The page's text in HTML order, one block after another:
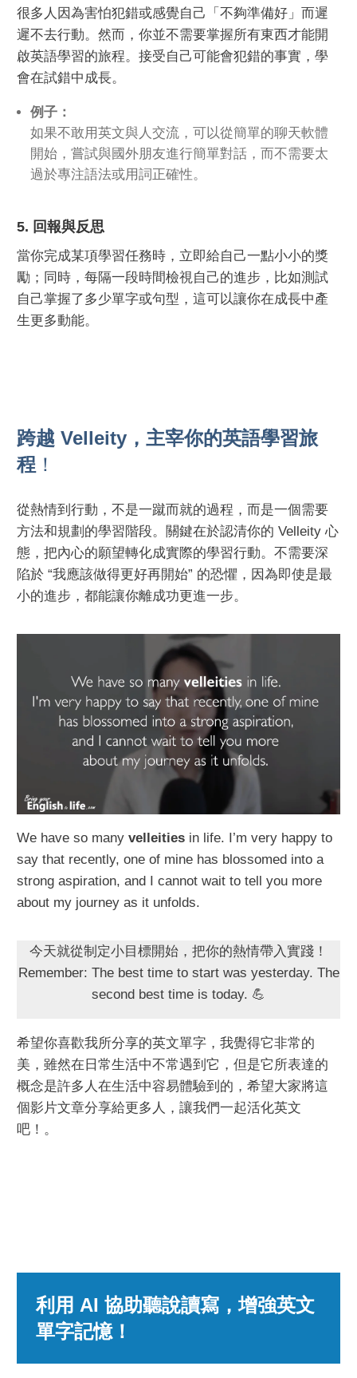
很多人因為害怕犯錯或感覺自己「不夠準備好」而遲
遲不去行動。然而，你並不需要掌握所有東西才能開
啟英語學習的旅程。接受自己可能會犯錯的事實，學
會在試錯中成長。
例子：
如果不敢用英文與人交流，可以從簡單的聊天軟體
開始，嘗試與國外朋友進行簡單對話，而不需要太
過於專注語法或用詞正確性。
5. 回報與反思
當你完成某項學習任務時，立即給自己一點小小的獎
勵；同時，每隔一段時間檢視自己的進步，比如測試
自己掌握了多少單字或句型，這可以讓你在成長中產
生更多動能。
跨越 Velleity，主宰你的英語學習旅
程 ！
從熱情到行動，不是一蹴而就的過程，而是一個需要
方法和規劃的學習階段。關鍵在於認清你的 Velleity 心
態，把內心的願望轉化成實際的學習行動。不需要深
陷於 “我應該做得更好再開始” 的恐懼，因為即使是最
小的進步，都能讓你離成功更進一步。
We have so many velleities in life. I’m very happy to
say that recently, one of mine has blossomed into a
strong aspiration, and I cannot wait to tell you more
about my journey as it unfolds.
今天就從制定小目標開始，把你的熱情帶入實踐！
Remember: The best time to start was yesterday. The
second best time is today. 💪
希望你喜歡我所分享的英文單字，我覺得它非常的
美，雖然在日常生活中不常遇到它，但是它所表達的
概念是許多人在生活中容易體驗到的，希望大家將這
個影片文章分享給更多人，讓我們一起活化英文
吧！。
利用 AI 協助聽說讀寫，增強英文
單字記憶！